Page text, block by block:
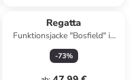
Regatta
Funktionsjacke "Bosfield" in
Grau/ Orange
-73%